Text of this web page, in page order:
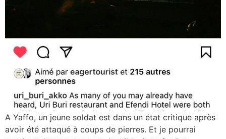
A Yaffo, un jeune soldat est dans un état critique après
avoir été attaqué à coups de pierres. Et je pourrai